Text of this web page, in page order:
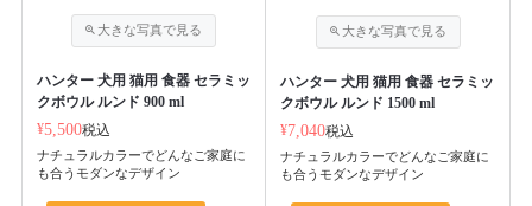
ハンター 犬用 猫用 食器 セラミッ
クボウル ルンド 900 ml
¥5,500税込
ナチュラルカラーでどんなご家庭に
も合うモダンなデザイン
ハンター 犬用 猫用 食器 セラミッ
クボウル ルンド 1500 ml
¥7,040税込
ナチュラルカラーでどんなご家庭に
も合うモダンなデザイン